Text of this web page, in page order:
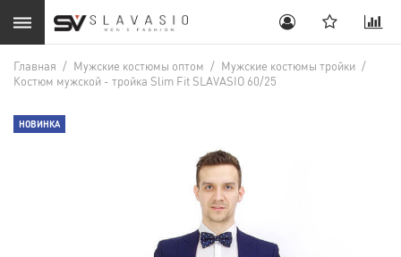
Главная / Мужские костюмы оптом / Мужские костюмы тройки /
Костюм мужской - тройка Slim Fit SLAVASIO 60/25
НОВИНКА